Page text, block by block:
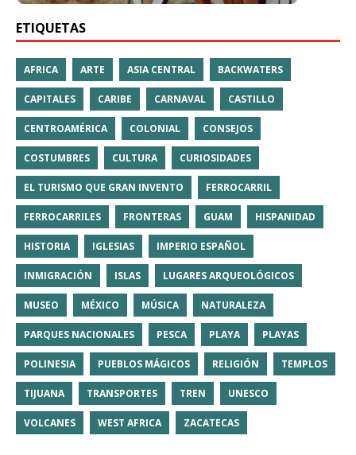
ETIQUETAS
AFRICA ARTE ASIA CENTRAL BACKWATERS
CAPITALES CARIBE CARNAVAL CASTILLO
CENTROAMÉRICA COLONIAL CONSEJOS
COSTUMBRES CULTURA CURIOSIDADES
EL TURISMO QUE GRAN INVENTO FERROCARRIL
FERROCARRILES FRONTERAS GUAM HISPANIDAD
HISTORIA IGLESIAS IMPERIO ESPAÑOL
INMIGRACIÓN ISLAS LUGARES ARQUEOLÓGICOS
MUSEO MÉXICO MÚSICA NATURALEZA
PARQUES NACIONALES PESCA PLAYA PLAYAS
POLINESIA PUEBLOS MÁGICOS RELIGIÓN TEMPLOS
TIJUANA TRANSPORTES TREN UNESCO
VOLCANES WEST AFRICA ZACATECAS